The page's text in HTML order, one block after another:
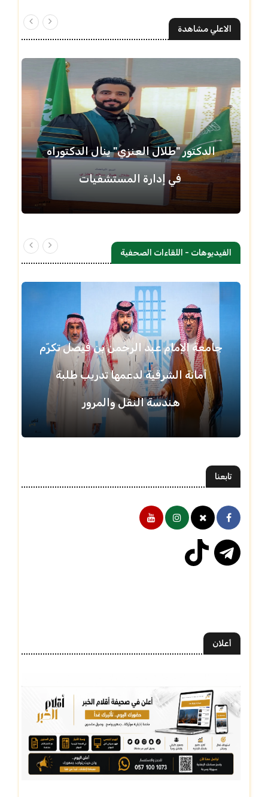
الاعلي مشاهدة
الدكتور "طلال العنزي" ينال الدكتوراه
في إدارة المستشفيات
الفيديوهات - اللقاءات الصحفية
جامعة الإمام عبد الرحمن بن فيصل تكرّم
أمانة الشرقية لدعمها تدريب طلبة
هندسة النقل والمرور
تابعنا
أعلان